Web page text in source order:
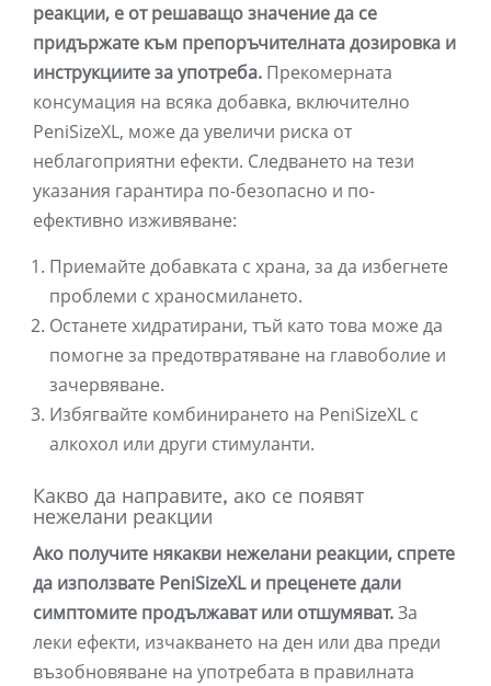
реакции, е от решаващо значение да се
придържате към препоръчителната дозировка и
инструкциите за употреба. Прекомерната
консумация на всяка добавка, включително
PeniSizeXL, може да увеличи риска от
неблагоприятни ефекти. Следването на тези
указания гарантира по-безопасно и по-
ефективно изживяване:
Приемайте добавката с храна, за да избегнете
проблеми с храносмилането.
Останете хидратирани, тъй като това може да
помогне за предотвратяване на главоболие и
зачервяване.
Избягвайте комбинирането на PeniSizeXL с
алкохол или други стимуланти.
Какво да направите, ако се появят
нежелани реакции
Ако получите някакви нежелани реакции, спрете
да използвате PeniSizeXL и преценете дали
симптомите продължават или отшумяват.За
леки ефекти, изчакването на ден или два преди
възобновяване на употребата в правилната